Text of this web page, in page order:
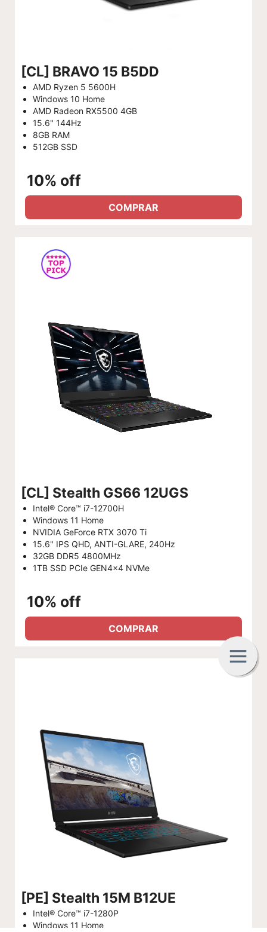
G
C
B
[CL] BRAVO 15 B5DD
AMD Ryzen 5 5600H
Windows 10 Home
AMD Radeon RX5500 4GB
15.6" 144Hz
8GB RAM
512GB SSD
10% off
COMPRAR
[CL] Stealth GS66 12UGS
Intel® Core™ i7-12700H
Windows 11 Home
NVIDIA GeForce RTX 3070 Ti
15.6" IPS QHD, ANTI-GLARE, 240Hz
32GB DDR5 4800MHz
1TB SSD PCIe GEN4x4 NVMe
10% off
COMPRAR
[PE] Stealth 15M B12UE
Intel® Core™ i7-1280P
Windows 11 Home